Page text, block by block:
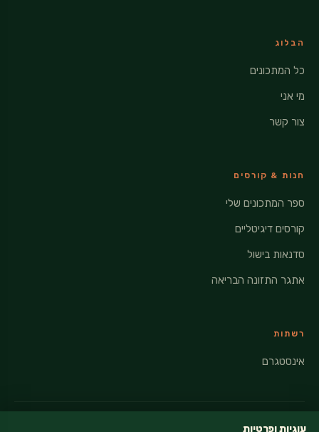
הבלוג
כל המתכונים
מי אני
צור קשר
חנות & קורסים
ספר המתכונים שלי
קורסים דיגיטליים
סדנאות בישול
אתגר התזונה הבריאה
רשתות
אינסטגרם
עוגיות ופרטיות